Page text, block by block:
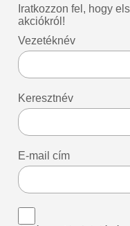
Iratkozzon fel, hogy
akciókról!
Vezetéknév
Keresztnév
E-mail cím